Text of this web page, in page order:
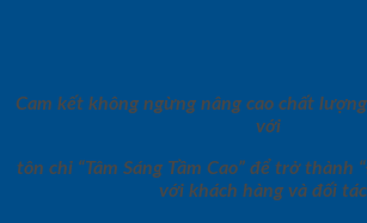
Cam kết không ngừng nâng cao chất
với
tôn chỉ “Tâm Sáng Tầm Cao” để trở thành
với khách hàng và đối